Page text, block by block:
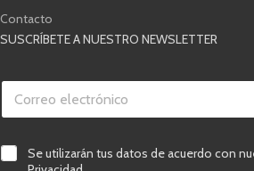
Contacto
SUSCRÍBETE A NUESTRO NEWSLETTER
C
r
e
o
C
a
Se utilizarán tus datos de acuerdo con